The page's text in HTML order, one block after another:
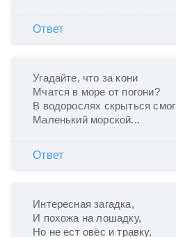
Ответ
Угадайте, что за кони
Мчатся в море от погони?
В водорослях скрыться смог
Маленький морской...
Ответ
Интересная загадка,
И похожа на лошадку,
Но не ест овёс и травку,